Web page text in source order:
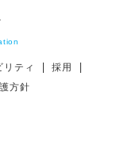
リティ
採用
方針